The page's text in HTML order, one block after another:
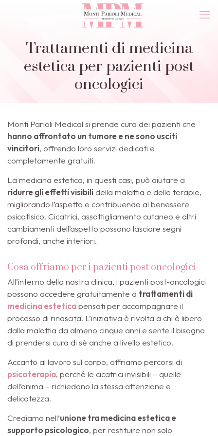
Trattamenti di medicina
estetica per pazienti post
oncologici
Monti Parioli Medical si prende cura dei pazienti che
hanno affrontato un tumore e ne sono usciti
vincitori, offrendo loro servizi dedicati e
completamente gratuiti.
La medicina estetica, in questi casi, può aiutare a
ridurre gli effetti visibilidella malattia e delle terapie,
migliorando l’aspetto e contribuendo al benessere
psicofisico. Cicatrici, assottigliamento cutaneo e altri
cambiamenti dell’aspetto possono lasciare segni
profondi, anche interiori.
Cosa offriamo per i pazienti post oncologici
All’interno della nostra clinica, i pazienti post-oncologici
possono accedere gratuitamente a trattamenti di
medicina esteticapensati per accompagnare il
processo di rinascita. L’iniziativa è rivolta a chi è libero
dalla malattia da almeno cinque anni e sente il bisogno
di prendersi cura di sé anche a livello estetico.
Accanto al lavoro sul corpo, offriamo percorsi di
psicoterapia, perché le cicatrici invisibili – quelle
dell’anima – richiedono la stessa attenzione e
delicatezza.
Crediamo nell’unione tra medicina estetica e
supporto psicologico, per restituire non solo